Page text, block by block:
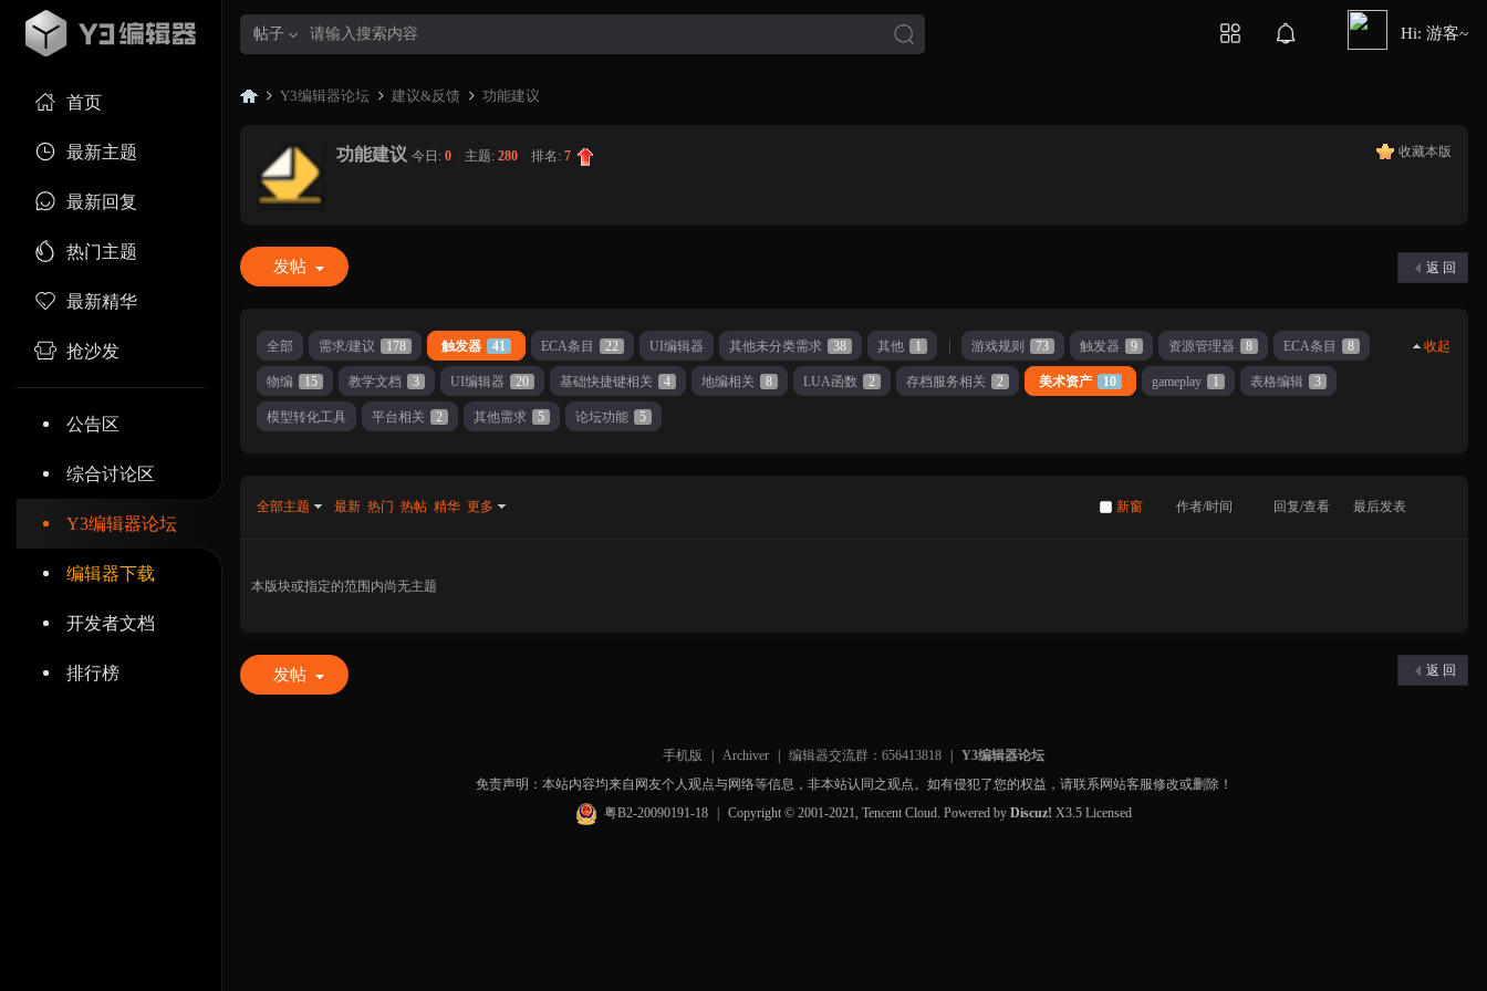
首页
最新主题
最新回复
热门主题
最新精华
抢沙发
公告区
综合讨论区
Y3编辑器论坛
编辑器下载
开发者文档
排行榜
帖子 Hi: 游客~
»
Y3编辑器论坛 建议&反馈 功能建议
收藏本版
功能建议 今日:0 主题:280 排名:7
返 回
发帖
收起
全部 需求/建议 178 触发器 41 ECA条目 22 UI编辑器 其他未分类需求 38 其他 1 游戏规则 73 触发器 9 资源管理器 8 ECA条目 8
物编 15 教学文档 3 UI编辑器 20 基础快捷键相关 4 地编相关 8 LUA函数 2 存档服务相关 2 美术资产 10 gameplay 1 表格编辑 3
模型转化工具 平台相关 2 其他需求 5 论坛功能 5
新窗
全部主题 最新 热门 热帖 精华 更多 作者/时间 回复/查看 最后发表
本版块或指定的范围内尚无主题
返 回
发帖
手机版 Archiver 编辑器交流群：656413818
Y3编辑器论坛
免责声明：本站内容均来自网友个人观点与网络等信息，非本站认同之观点。如有侵犯了您的权益，请联系网站客服修改或删除！
粤B2-20090191-18
Copyright © 2001-2021, Tencent Cloud. Powered byDiscuz! X3.5 Licensed